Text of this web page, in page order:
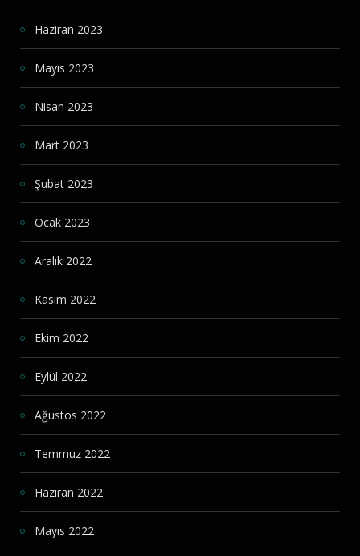
Haziran 2023
Mayıs 2023
Nisan 2023
Mart 2023
Şubat 2023
Ocak 2023
Aralık 2022
Kasım 2022
Ekim 2022
Eylül 2022
Ağustos 2022
Temmuz 2022
Haziran 2022
Mayıs 2022